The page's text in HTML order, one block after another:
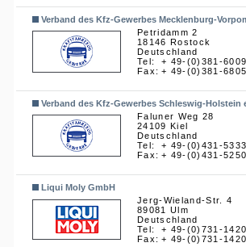
Verband des Kfz-Gewerbes Mecklenburg-
Petridamm 2
18146 Rostock
Deutschland
Tel:
Fax:
+ 49-(0)381-
+ 49-(0)381-
Verband des Kfz-Gewerbes Schleswig-Holstein
Faluner Weg 28
24109 Kiel
Deutschland
Tel:
Fax:
+ 49-(0)431-
+ 49-(0)431-
Liqui Moly GmbH
Jerg-Wieland-Str. 4
89081 Ulm
Deutschland
Tel:
Fax:
+ 49-(0)731-
+ 49-(0)731-